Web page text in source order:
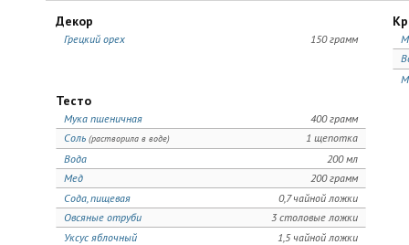
Декор
150 грамм
Грецкий орех
Тесто
400 грамм
Мука пшеничная
1 щепотка
Соль (растворила в воде)
200 мл
Вода
200 грамм
Мед
0,7 чайной ложки
Сода, пищевая
3 столовые ложки
Овсяные отруби
1,5 чайной ложки
Уксус яблочный